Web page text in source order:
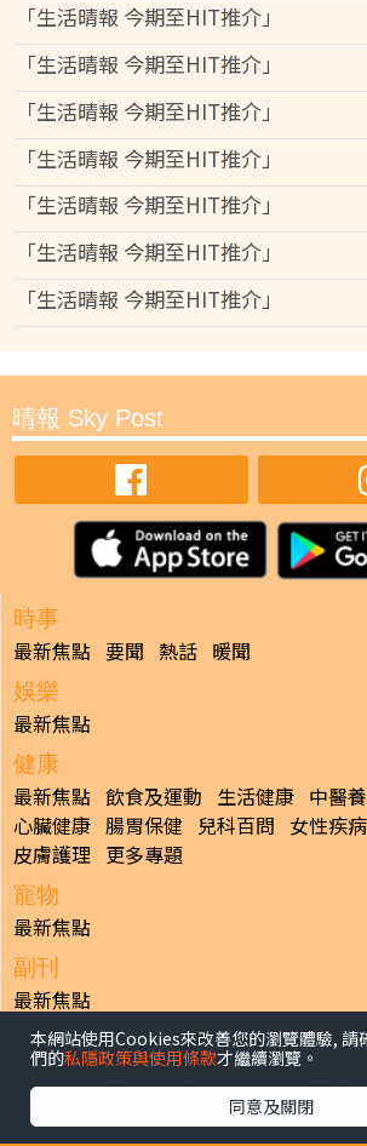
「生活晴報 今期至HIT推介」
「生活晴報 今期至HIT推介」
「生活晴報 今期至HIT推介」
「生活晴報 今期至HIT推介」
「生活晴報 今期至HIT推介」
「生活晴報 今期至HIT推介」
「生活晴報 今期至HIT推介」
晴報 Sky Post
時事
最新焦點 要聞 熱話 暖聞
娛樂
最新焦點
健康
最新焦點 飲食及運動 生活健康 中醫
心臟健康 腸胃保健 兒科百問 女性疾病
皮膚護理 更多專題
寵物
最新焦點
副刊
最新焦點
日報
揭頁版 港聞 財經/地產 中國/國際
生活副刊
體育 專題/人物
本網站使用Cookies來改善您的瀏覽體驗, 請
們的私隱政策與使用條款才繼續瀏覽。
同意及關閉